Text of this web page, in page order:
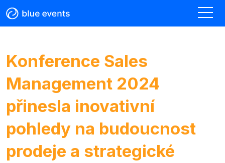
Konference Sales
Management 2024
přinesla inovativní
pohledy na budoucnost
prodeje a strategické